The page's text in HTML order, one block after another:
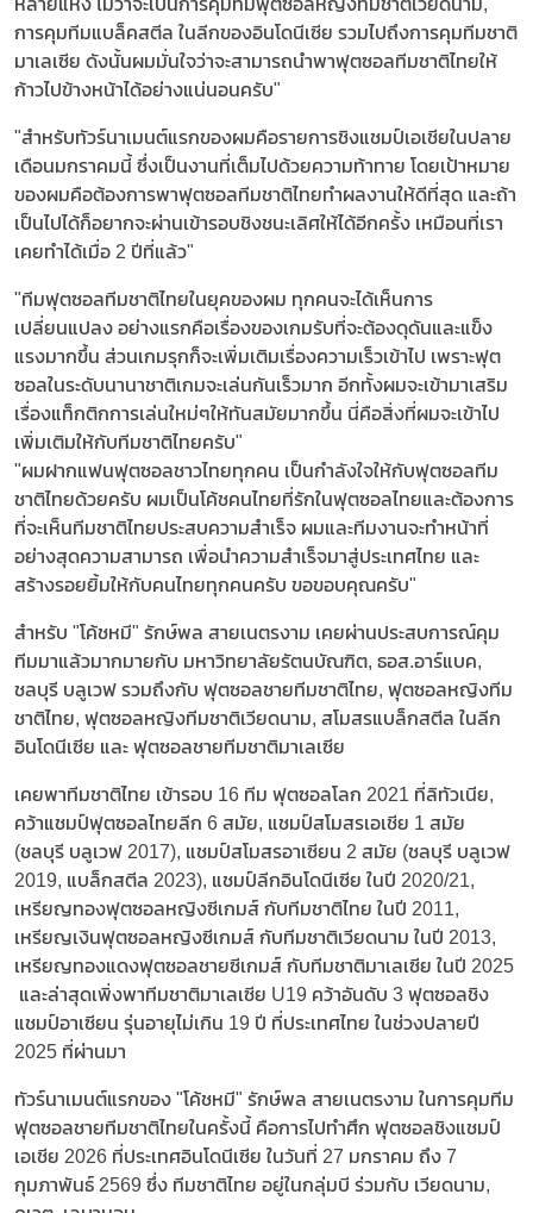
การคุมทีมแบล็คสตีล ในลีกของอินโดนีเซีย รวมไปถึงการคุมทีมชาติ
มาเลเซีย ดังนั้นผมมั่นใจว่าจะสามารถนำพาฟุตซอลทีมชาติไทยให้
ก้าวไปข้างหน้าได้อย่างแน่นอนครับ"
"สำหรับทัวร์นาเมนต์แรกของผมคือรายการชิงแชมป์เอเชียในปลาย
เดือนมกราคมนี้ ซึ่งเป็นงานที่เต็มไปด้วยความท้าทาย โดยเป้าหมาย
ของผมคือต้องการพาฟุตซอลทีมชาติไทยทำผลงานให้ดีที่สุด และถ้า
เป็นไปได้ก็อยากจะผ่านเข้ารอบชิงชนะเลิศให้ได้อีกครั้ง เหมือนที่เรา
เคยทำได้เมื่อ 2 ปีที่แล้ว"
"ทีมฟุตซอลทีมชาติไทยในยุคของผม ทุกคนจะได้เห็นการ
เปลี่ยนแปลง อย่างแรกคือเรื่องของเกมรับที่จะต้องดุดันและแข็ง
แรงมากขึ้น ส่วนเกมรุกก็จะเพิ่มเติมเรื่องความเร็วเข้าไป เพราะฟุต
ซอลในระดับนานาชาติเกมจะเล่นกันเร็วมาก อีกทั้งผมจะเข้ามาเสริม
เรื่องแท็กติกการเล่นใหม่ๆให้ทันสมัยมากขึ้น นี่คือสิ่งที่ผมจะเข้าไป
เพิ่มเติมให้กับทีมชาติไทยครับ"
"ผมฝากแฟนฟุตซอลชาวไทยทุกคน เป็นกำลังใจให้กับฟุตซอลทีม
ชาติไทยด้วยครับ ผมเป็นโค้ชคนไทยที่รักในฟุตซอลไทยและต้องการ
ที่จะเห็นทีมชาติไทยประสบความสำเร็จ ผมและทีมงานจะทำหน้าที่
อย่างสุดความสามารถ เพื่อนำความสำเร็จมาสู่ประเทศไทย และ
สร้างรอยยิ้มให้กับคนไทยทุกคนครับ ขอขอบคุณครับ"
สำหรับ "โค้ชหมี" รักษ์พล สายเนตรงาม เคยผ่านประสบการณ์คุม
ทีมมาแล้วมากมายกับ มหาวิทยาลัยรัตนบัณฑิต, ธอส.อาร์แบค,
ชลบุรี บลูเวฟ รวมถึงกับ ฟุตซอลชายทีมชาติไทย, ฟุตซอลหญิงทีม
ชาติไทย, ฟุตซอลหญิงทีมชาติเวียดนาม, สโมสรแบล็กสตีล ในลีก
อินโดนีเซีย และ ฟุตซอลชายทีมชาติมาเลเซีย
เคยพาทีมชาติไทย เข้ารอบ 16 ทีม ฟุตซอลโลก 2021 ที่ลิทัวเนีย,
คว้าแชมป์ฟุตซอลไทยลีก 6 สมัย, แชมป์สโมสรเอเชีย 1 สมัย
(ชลบุรี บลูเวฟ 2017), แชมป์สโมสรอาเซียน 2 สมัย (ชลบุรี บลูเวฟ
2019, แบล็กสตีล 2023), แชมป์ลีกอินโดนีเซีย ในปี 2020/21,
เหรียญทองฟุตซอลหญิงซีเกมส์ กับทีมชาติไทย ในปี 2011,
เหรียญเงินฟุตซอลหญิงซีเกมส์ กับทีมชาติเวียดนาม ในปี 2013,
เหรียญทองแดงฟุตซอลชายซีเกมส์ กับทีมชาติมาเลเซีย ในปี 2025
และล่าสุดเพิ่งพาทีมชาติมาเลเซีย U19 คว้าอันดับ 3 ฟุตซอลชิง
แชมป์อาเซียน รุ่นอายุไม่เกิน 19 ปี ที่ประเทศไทย ในช่วงปลายปี
2025 ที่ผ่านมา
ทัวร์นาเมนต์แรกของ "โค้ชหมี" รักษ์พล สายเนตรงาม ในการคุมทีม
ฟุตซอลชายทีมชาติไทยในครั้งนี้ คือการไปทำศึก ฟุตซอลชิงแชมป์
เอเชีย 2026 ที่ประเทศอินโดนีเซีย ในวันที่ 27 มกราคม ถึง 7
กุมภาพันธ์ 2569 ซึ่ง ทีมชาติไทย อยู่ในกลุ่มบี ร่วมกับ เวียดนาม,